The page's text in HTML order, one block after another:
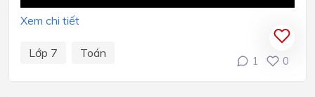
Xem chi tiết
Lớp 7 Toán
1 0